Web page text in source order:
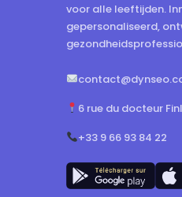
voor alle leeftijden.
gepersonaliseerd,
6 rue du docteur
+33 9 66 93 84 22